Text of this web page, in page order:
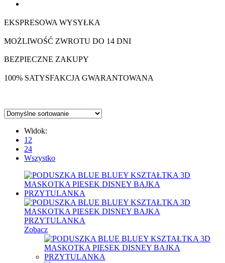
EKSPRESOWA WYSYŁKA
MOŻLIWOŚĆ ZWROTU DO 14 DNI
BEZPIECZNE ZAKUPY
100% SATYSFAKCJA GWARANTOWANA
Widok:
12
24
Wszystko
Zobacz